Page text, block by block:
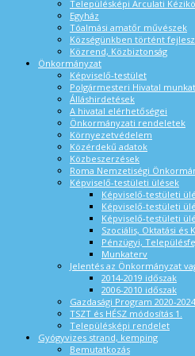
Településképi Arculati
Egyház
Tóalmási amatőr művészek
Községünkben történt
Közrend, Közbiztonság
Önkormányzat
Képviselő-testület
Polgármesteri Hivatal
Álláshirdetések
A hivatal elérhetőségei
Önkormányzati rendeletek
Környezetvédelem
Közérdekű adatok
Közbeszerzések
Roma Nemzetiségi
Képviselő-testületi ülések
Képviselő-testületi
Képviselő-testületi
Képviselő-testületi
Szociális, Oktatási
Pénzügyi,
Munkaterv
Jelentés az Önkormányzat
2014-2019 időszak
2006-2010 időszak
Gazdasági Program 2020-2024
TSZT és HÉSZ módosítás 1.
Településképi rendelet
Gyógyvizes strand, kemping
Bemutatkozás